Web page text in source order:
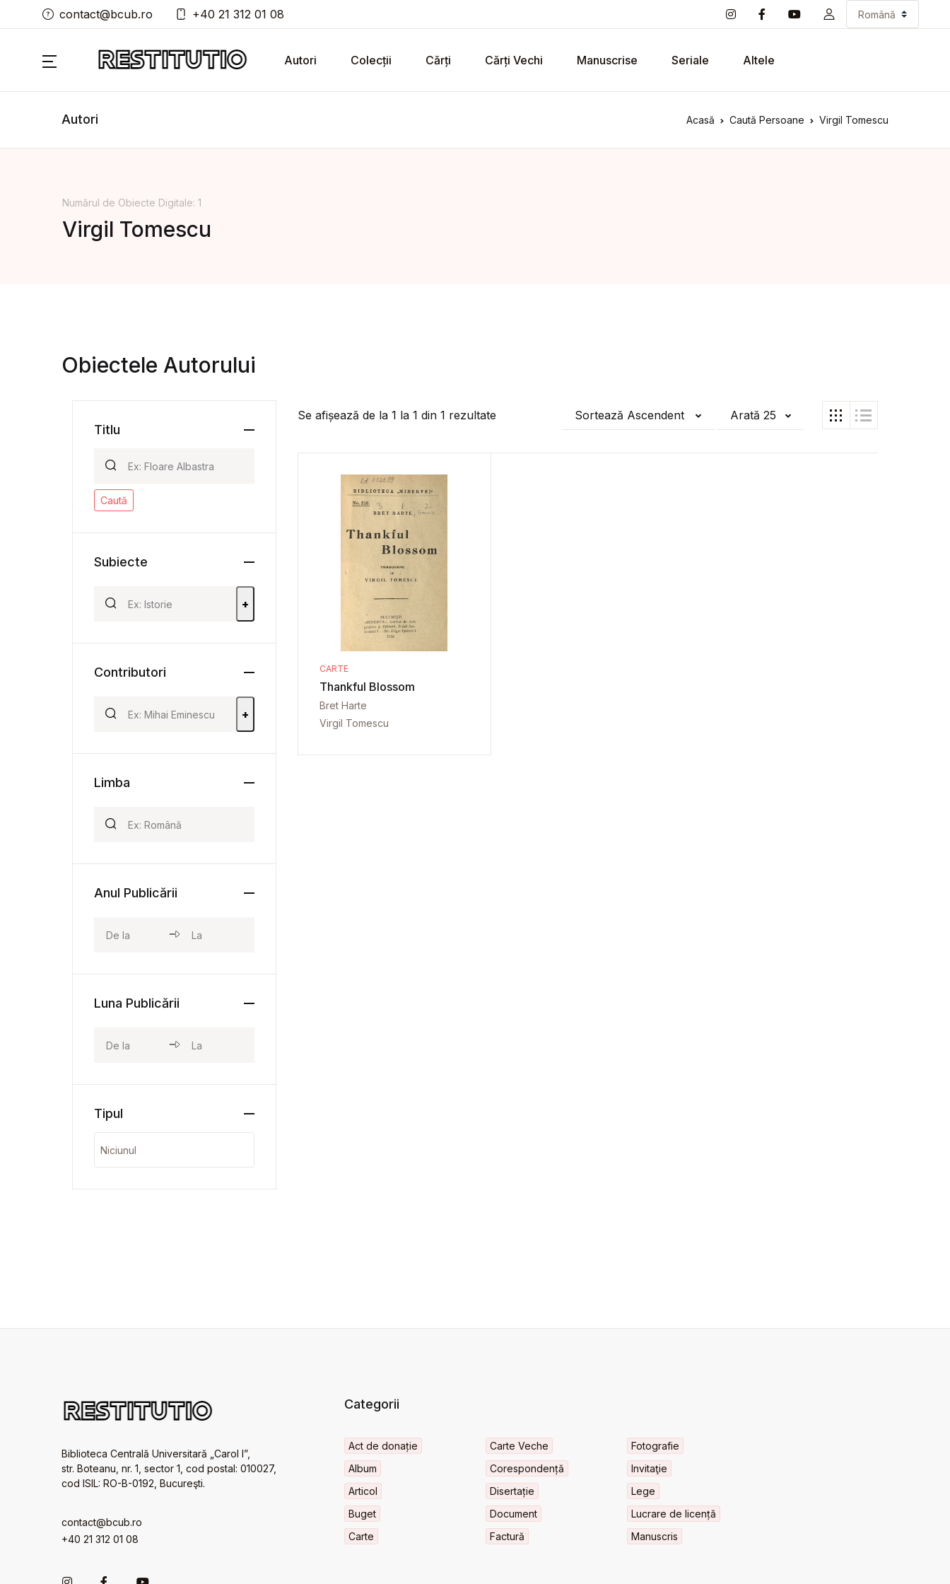
contact@bcub.ro +40 21 312 01 08
Autori Colecții Cărți Cărți Vechi Manuscrise Seriale Altele
Autori Acasă Caută Persoane Virgil Tomescu
Numărul de Obiecte Digitale: 1
Virgil Tomescu
Obiectele Autorului
Se afișează de la 1 la 1 din 1 rezultate Sortează Ascendent Arată 25
CARTE
Thankful Blossom
Bret Harte
Virgil Tomescu
Titlu
Caută
Subiecte
+
Contributori
+
Limba
Anul Publicării
Luna Publicării
Tipul
Biblioteca Centrală Universitară „Carol I”,
str. Boteanu, nr. 1, sector 1, cod postal: 010027,
cod ISIL: RO-B-0192, Bucureşti.
contact@bcub.ro
+40 21 312 01 08
Categorii
Act de donație
Album
Articol
Buget
Carte
Carte Veche
Corespondență
Disertație
Document
Factură
Fotografie
Invitaţie
Lege
Lucrare de licență
Manuscris